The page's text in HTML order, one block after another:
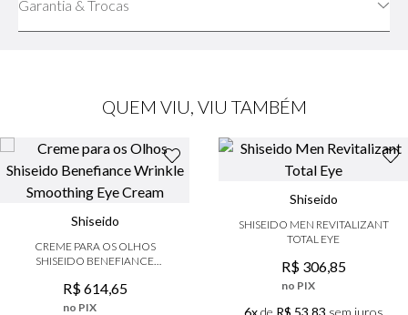
Garantia & Trocas
QUEM VIU, VIU TAMBÉM
Shiseido
CREME PARA OS OLHOS
SHISEIDO BENEFIANCE
CREAM
R$614,65
no PIX
Shiseido
SHISEIDO MEN REVITALIZANT
TOTAL EYE
R$ 306,85
no PIX
6xde R$ 53,83 sem juros